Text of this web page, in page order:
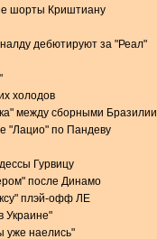
шорты Криштиану
дебютируют за "Реал"
холодов
между сборными
"Лацио" по Пандеву
Гурвицу
после Динамо
плэй-офф ЛЕ
Украине"
уже наелись"